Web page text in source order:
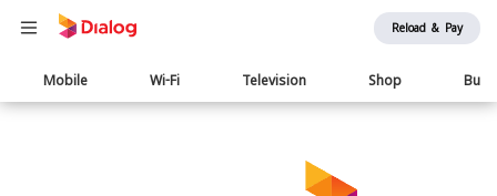
Reload & Pay
Main
navigation
Mobile Wi-Fi Television Shop